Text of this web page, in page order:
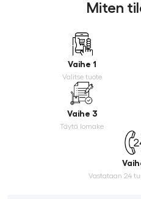
Miten
Vaihe 1
Valitse tuote
Vaihe 3
Täytä lomake
Vastataan 24